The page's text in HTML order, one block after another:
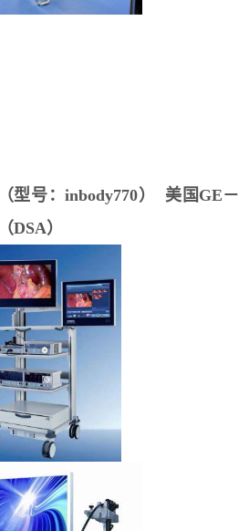
型号：inbody770） 美国GE－
DSA）